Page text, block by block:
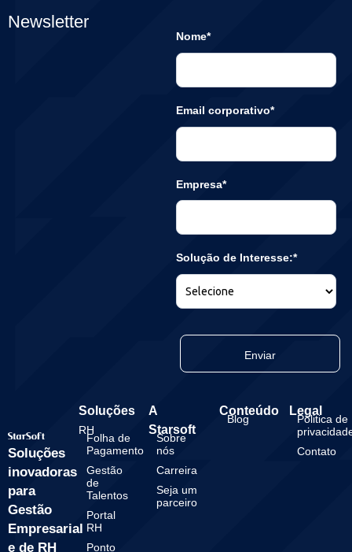
Newsletter
Nome*
Email corporativo*
Empresa*
Solução de Interesse:*
Enviar
Soluções
inovadoras
para
Gestão
Empresarial
e de RH
Soluções
RH
Folha de
Pagamento
Gestão
de
Talentos
Portal
RH
Ponto
A
Starsoft
Sobre
nós
Carreira
Seja um
parceiro
Conteúdo
Blog
Legal
Politica de
Contato